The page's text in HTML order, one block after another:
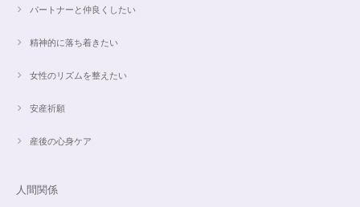
昨日、無事受け取りました。早速身につけています。 カイヤナイトがキラ
よい大きさです。 いつもありがとうございます。
パートナーと仲良くしたい
精神的に落ち着きたい
女性のリズムを整えたい
安産祈願
産後の心身ケア
人間関係